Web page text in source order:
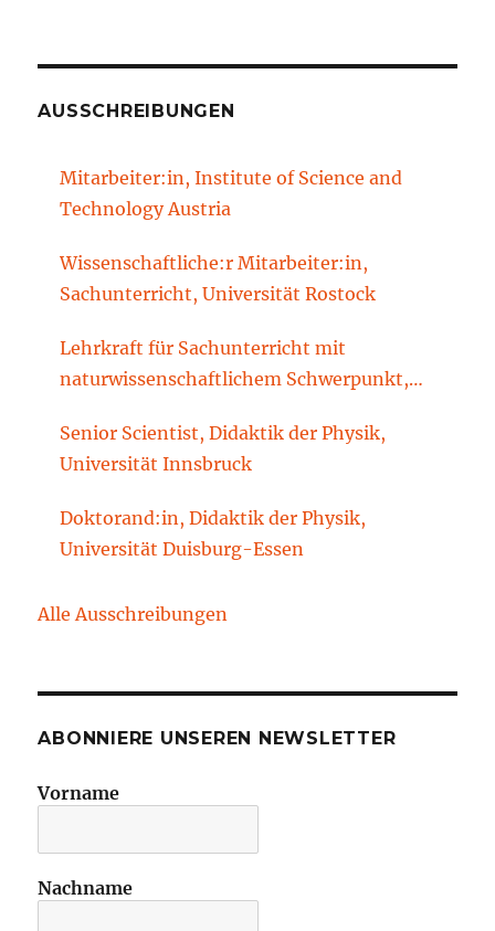
AUSSCHREIBUNGEN
Mitarbeiter:in, Institute of Science and
Technology Austria
Wissenschaftliche:r Mitarbeiter:in,
Sachunterricht, Universität Rostock
Lehrkraft für Sachunterricht mit
naturwissenschaftlichem Schwerpunkt,
Technische Universität Cottbus-Senftenberg
Senior Scientist, Didaktik der Physik,
Universität Innsbruck
Doktorand:in, Didaktik der Physik,
Universität Duisburg-Essen
Alle Ausschreibungen
ABONNIERE UNSEREN NEWSLETTER
Vorname
Nachname